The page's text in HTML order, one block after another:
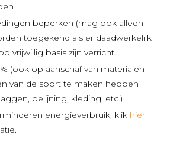
beperken (mag ook alleen
toegekend als er daadwerkelijk
vrijwillig basis zijn verricht.
(ook op aanschaf van materialen
van de sport te maken hebben
belijning, kleding, etc.)
energieverbruik; klik hier